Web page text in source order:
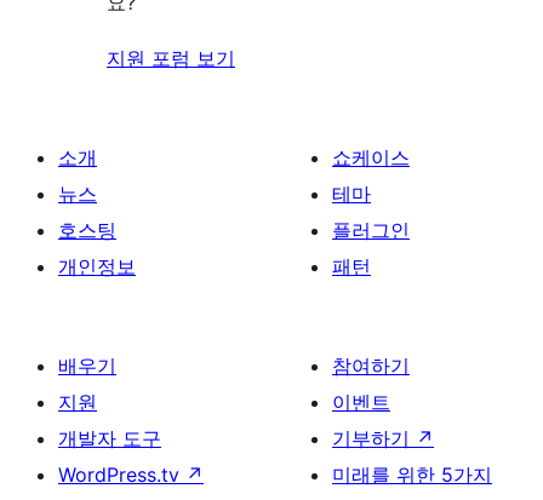
지원 포럼 보기
소개
뉴스
호스팅
개인정보
쇼케이스
테마
플러그인
패턴
배우기
지원
개발자 도구
WordPress.tv ↗
참여하기
이벤트
기부하기 ↗
미래를 위한 5가지